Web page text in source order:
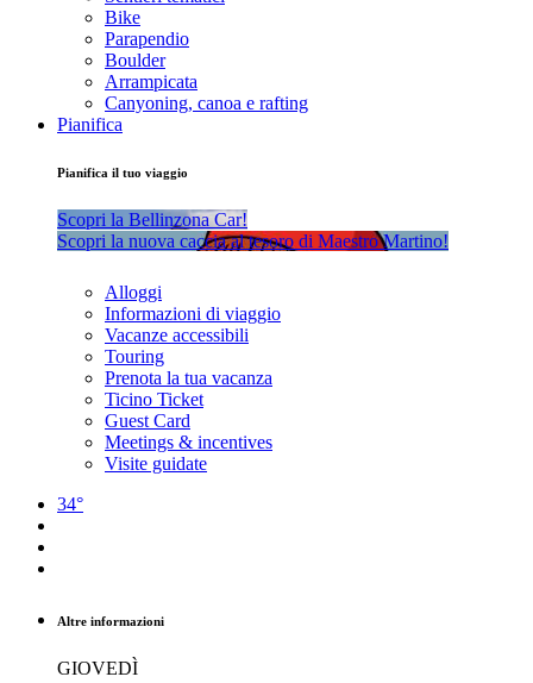
Bike
Parapendio
Boulder
Arrampicata
Canyoning, canoa e rafting
Pianifica
Pianifica il tuo viaggio
Scopri la Bellinzona Car!
Scopri la nuova caccia al tesoro di Maestro Martino!
Alloggi
Informazioni di viaggio
Vacanze accessibili
Touring
Prenota la tua vacanza
Ticino Ticket
Guest Card
Meetings & incentives
Visite guidate
34°
Altre informazioni
GIOVEDÌ